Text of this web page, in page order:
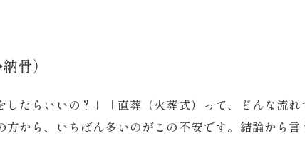
骨）
したらいいの？」「直葬（火葬式）って、どんな流れ
から、いちばん多いのがこの不安です。結論から言